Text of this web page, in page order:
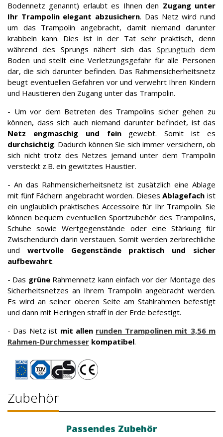
Bodennetz genannt) erlaubt es Ihnen den Zugang unter
Ihr Trampolin elegant abzusichern. Das Netz wird rund
um das Trampolin angebracht, damit niemand darunter
krabbeln kann. Dies ist in der Tat sehr praktisch, denn
während des Sprungs nähert sich das Sprungtuch dem
Boden und stellt eine Verletzungsgefahr für alle Personen
dar, die sich darunter befinden. Das Rahmensicherheitsnetz
beugt eventuellen Gefahren vor und verwehrt Ihren Kindern
und Haustieren den Zugang unter das Trampolin.
- Um vor dem Betreten des Trampolins sicher gehen zu
können, dass sich auch niemand darunter befindet, ist das
Netz engmaschig und feingewebt. Somit ist es
durchsichtig. Dadurch können Sie sich immer versichern, ob
sich nicht trotz des Netzes jemand unter dem Trampolin
versteckt z.B. ein gewitztes Haustier.
- An das Rahmensicherheitsnetz ist zusätzlich eine Ablage
mit fünf Fächern angebracht worden. DiesesAblagefach ist
ein unglaublich praktisches Accessoire für Ihr Trampolin. Sie
können bequem eventuellen Sportzubehör des Trampolins,
Schuhe sowie Wertgegenstände oder eine Stärkung für
Zwischendurch darin verstauen. Somit werden zerbrechliche
und wertvolle Gegenstände praktisch und sicher
aufbewahrt.
- Das grüneRahmennetz kann einfach vor der Montage des
Sicherheitsnetzes an Ihrem Trampolin angebracht werden.
Es wird an seiner oberen Seite am Stahlrahmen befestigt
und dann mit Heringen straff in der Erde befestigt.
- Das Netz ist mit allen runden Trampolinen mit 3,56 m
Rahmen-Durchmesser kompatibel.
Zubehör
Passendes Zubehör